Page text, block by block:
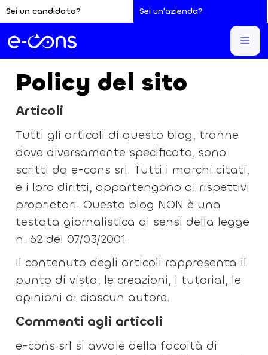
Sei un candidato? Sei un'azienda?
Sei qui:Home
Policy del sito
Articoli
Tutti gli articoli di questo blog, tranne
dove diversamente specificato, sono
scritti da e-cons srl. Tutti i marchi citati,
e i loro diritti, appartengono ai rispettivi
proprietari. Questo blog NON è una
testata giornalistica ai sensi della legge
n. 62 del 07/03/2001.
Il contenuto degli articoli rappresenta il
punto di vista, le creazioni, i tutorial, le
opinioni di ciascun autore.
Commenti agli articoli
e-cons srl si avvale della facoltà di